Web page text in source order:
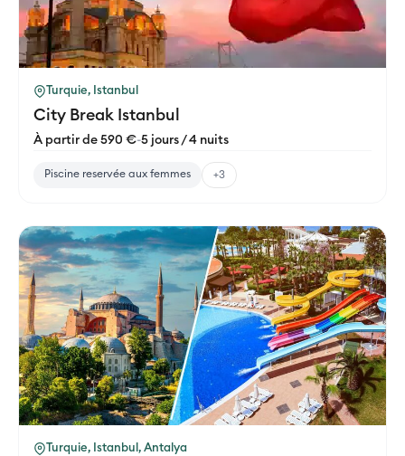
Turquie, Istanbul
City Break Istanbul
À partir de 590 €-5 jours / 4 nuits
Piscine reservée aux femmes +3
Turquie, Istanbul, Antalya